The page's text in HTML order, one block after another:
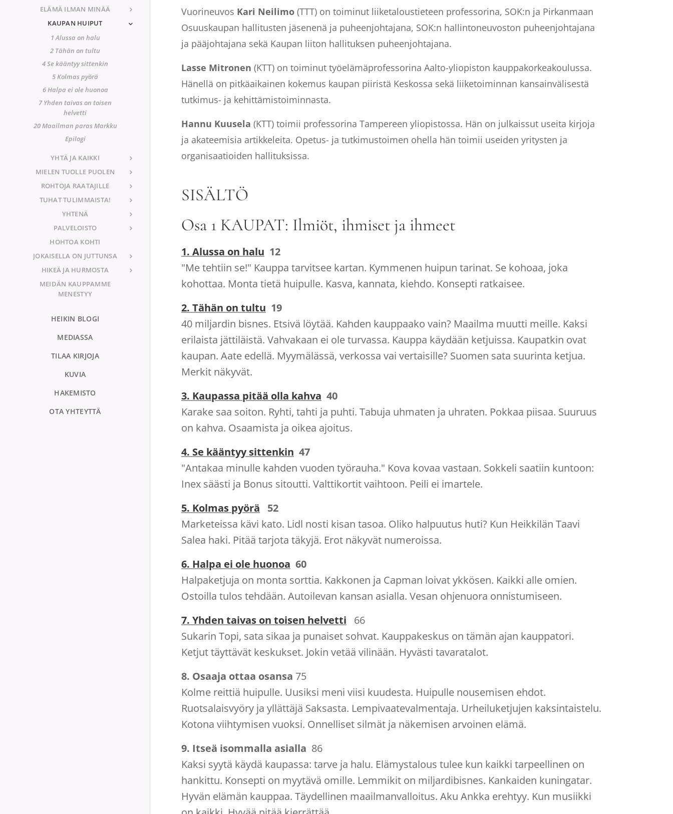
ELÄMÄ ILMAN MINÄÄ
KAUPAN HUIPUT
1 Alussa on halu
2 Tähän on tultu
4 Se kääntyy sittenkin
5 Kolmas pyörä
6 Halpa ei ole huonoa
7 Yhden taivas on toisen
helvetti
20 Maailman paras Markku
Epilogi
YHTÄ JA KAIKKI
MIELEN TUOLLE PUOLEN
ROHTOJA RAATAJILLE
TUHAT TULIMMAISTA!
YHTENÄ
PALVELOISTO
HOHTOA KOHTI
JOKAISELLA ON JUTTUNSA
HIKEÄ JA HURMOSTA
MEIDÄN KAUPPAMME
MENESTYY
HEIKIN BLOGI
MEDIASSA
TILAA KIRJOJA
KUVIA
HAKEMISTO
OTA YHTEYTTÄ
Vuorineuvos Kari Neilimo (TTT) on toiminut liiketaloustieteen professorina, SOK:n ja Pirkanmaan
Osuuskaupan hallitusten jäsenenä ja puheenjohtajana, SOK:n hallintoneuvoston puheenjohtajana
ja pääjohtajana sekä Kaupan liiton hallituksen puheenjohtajana.
Lasse Mitronen (KTT) on toiminut työelämäprofessorina Aalto-yliopiston kauppakorkeakoulussa.
Hänellä on pitkäaikainen kokemus kaupan piiristä Keskossa sekä liiketoiminnan kansainvälisestä
tutkimus- ja kehittämistoiminnasta.
Hannu Kuusela (KTT) toimii professorina Tampereen yliopistossa. Hän on julkaissut useita kirjoja
ja akateemisia artikkeleita. Opetus- ja tutkimustoimen ohella hän toimii useiden yritysten ja
organisaatioiden hallituksissa.
SISÄLTÖ
Osa 1 KAUPAT: Ilmiöt, ihmiset ja ihmeet
1. Alussa on halu 12
"Me tehtiin se!" Kauppa tarvitsee kartan. Kymmenen huipun tarinat. Se kohoaa, joka
kohottaa. Monta tietä huipulle. Kasva, kannata, kiehdo. Konsepti ratkaisee.
2. Tähän on tultu 19
40 miljardin bisnes. Etsivä löytää. Kahden kauppaako vain? Maailma muutti meille. Kaksi
erilaista jättiläistä. Vahvakaan ei ole turvassa. Kauppa käydään ketjuissa. Kaupatkin ovat
kaupan. Aate edellä. Myymälässä, verkossa vai vertaisille? Suomen sata suurinta ketjua.
Merkit näkyvät.
3. Kaupassa pitää olla kahva 40
Karake saa soiton. Ryhti, tahti ja puhti. Tabuja uhmaten ja uhraten. Pokkaa piisaa. Suuruus
on kahva. Osaamista ja oikea ajoitus.
4. Se kääntyy sittenkin 47
"Antakaa minulle kahden vuoden työrauha." Kova kovaa vastaan. Sokkeli saatiin kuntoon:
Inex säästi ja Bonus sitoutti. Valttikortit vaihtoon. Peili ei imartele.
5. Kolmas pyörä 52
Marketeissa kävi kato. Lidl nosti kisan tasoa. Oliko halpuutus huti? Kun Heikkilän Taavi
Salea haki. Pitää tarjota täkyjä. Erot näkyvät numeroissa.
6. Halpa ei ole huonoa 60
Halpaketjuja on monta sorttia. Kakkonen ja Capman loivat ykkösen. Kaikki alle omien.
Ostoilla tulos tehdään. Autoilevan kansan asialla. Vesan ohjenuora onnistumiseen.
7. Yhden taivas on toisen helvetti
66
Sukarin Topi, sata sikaa ja punaiset sohvat. Kauppakeskus on tämän ajan kauppatori.
Ketjut täyttävät keskukset. Jokin vetää vilinään. Hyvästi tavaratalot.
8. Osaaja ottaa osansa 75
Kolme reittiä huipulle. Uusiksi meni viisi kuudesta. Huipulle nousemisen ehdot.
Ruotsalaisvyöry ja yllättäjä Saksasta. Lempivaatevalmentaja. Urheiluketjujen kaksintaistelu.
Kotona viihtymisen vuoksi. Onnelliset silmät ja näkemisen arvoinen elämä.
9. Itseä isommalla asialla 86
Kaksi syytä käydä kaupassa: tarve ja halu. Elämystalous tulee kun kaikki tarpeellinen on
hankittu. Konsepti on myytävä omille. Lemmikit on miljardibisnes. Kankaiden kuningatar.
Hyvän elämän kauppaa. Täydellinen maailmanvalloitus. Aku Ankka erehtyy. Kun musiikki